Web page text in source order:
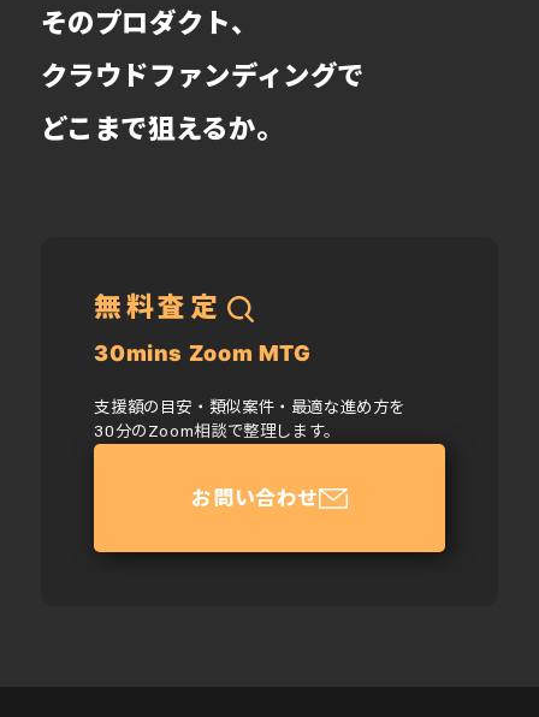
そのプロダクト、
クラウドファンディングで
どこまで狙えるか。
無料査定
30mins Zoom MTG
支援額の目安・類似案件・最適な進め方を
30分のZoom相談で整理します。
お問い合わせ